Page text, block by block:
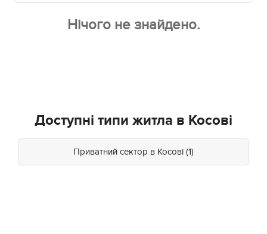
Нічого не знайдено.
Доступні типи житла в Косові
Приватний сектор в Косові (1)